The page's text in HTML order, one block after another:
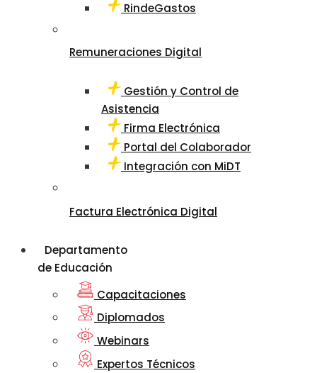
RindeGastos
Remuneraciones Digital
Gestión y Control de
Asistencia
Firma Electrónica
Portal del Colaborador
Integración con MiDT
Factura Electrónica Digital
Departamento
de Educación
Capacitaciones
Diplomados
Webinars
Expertos Técnicos